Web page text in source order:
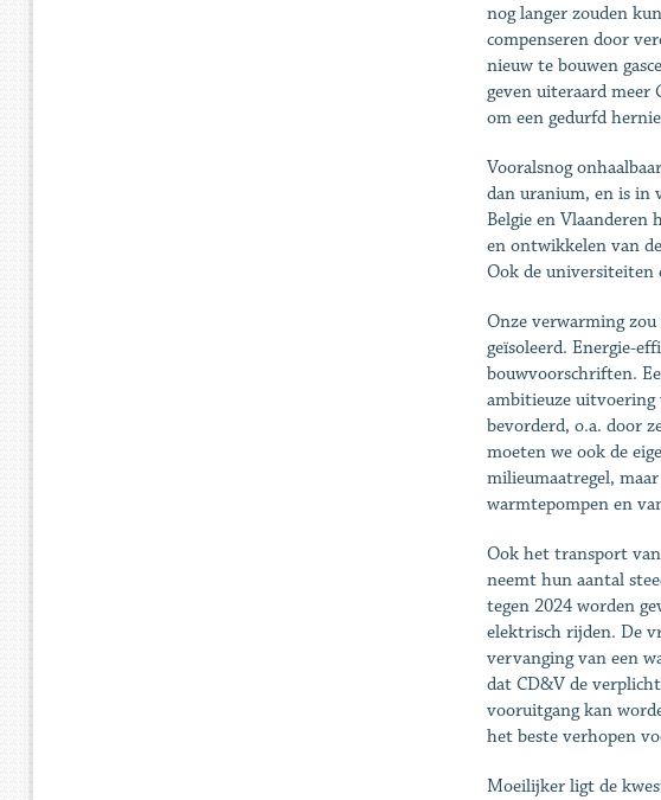
nog langer zouden
compenseren door
nieuw te bouwen
geven uiteraard meer
om een gedurfd
Vooralsnog
dan uranium, en is in
Belgie en Vlaanderen
en ontwikkelen van
Ook de universiteiten
Onze verwarming
geïsoleerd. Energie-
bouwvoorschriften.
ambitieuze uitvoering
bevorderd, o.a. door
moeten we ook de
milieumaatregel,
warmtepompen en
Ook het transport van
neemt hun aantal
tegen 2024 worden
elektrisch rijden. De
vervanging van een
dat CD&V de
vooruitgang kan
het beste verhopen
Moeilijker ligt de